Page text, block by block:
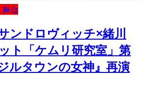
台
ンドロヴィッチ×緒川
ト「ケムリ研究室」第
ルタウンの女神』再演